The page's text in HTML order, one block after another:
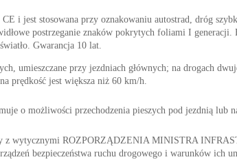
i jest stosowana przy oznakowaniu autostrad, dróg
postrzeganie znaków pokrytych foliami I
Gwarancja 10 lat.
umieszczane przy jezdniach głównych; na drogach
prędkość jest większa niż 60 km/h.
o możliwości przechodzenia pieszych pod jezdnią lub
z wytycznymi ROZPORZĄDZENIA MINISTRA
bezpieczeństwa ruchu drogowego i warunków ich